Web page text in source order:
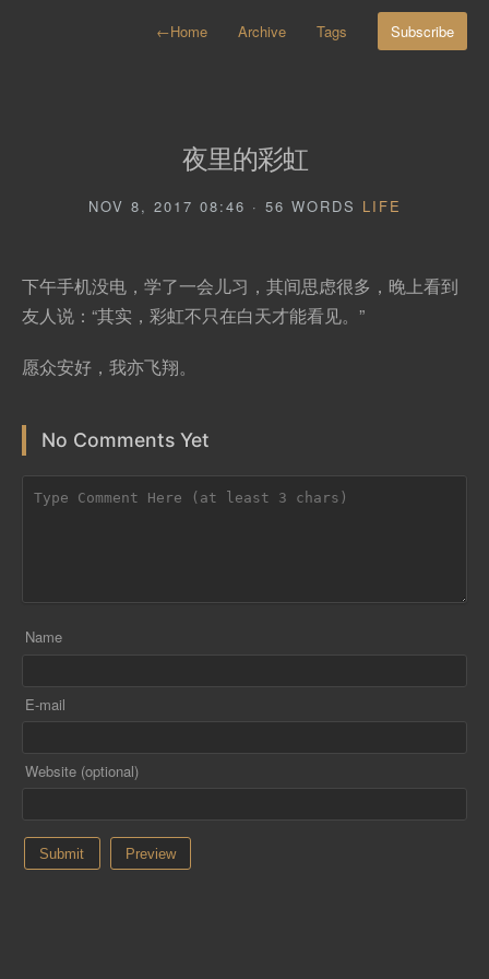
←Home Archive Tags Subscribe
夜里的彩虹
NOV 8, 2017 08:46 · 56 WORDS LIFE
下午手机没电，学了一会儿习，其间思虑很多，晚上看到
友人说：“其实，彩虹不只在白天才能看见。”
愿众安好，我亦飞翔。
No Comments Yet
Name
E-mail
Website (optional)